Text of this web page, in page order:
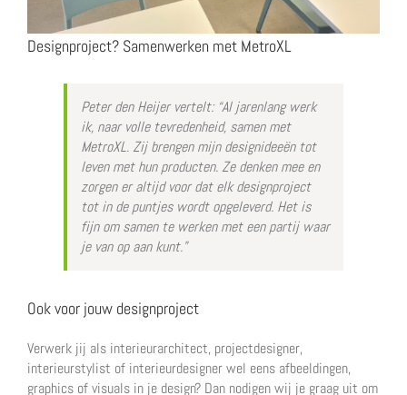
Designproject? Samenwerken met MetroXL
Peter den Heijer vertelt: “Al jarenlang werk
ik, naar volle tevredenheid, samen met
MetroXL. Zij brengen mijn designideeën tot
leven met hun producten. Ze denken mee en
zorgen er altijd voor dat elk designproject
tot in de puntjes wordt opgeleverd. Het is
fijn om samen te werken met een partij waar
je van op aan kunt.”
Ook voor jouw designproject
Verwerk jij als interieurarchitect, projectdesigner,
interieurstylist of interieurdesigner wel eens afbeeldingen,
graphics of visuals in je design? Dan nodigen wij je graag uit om